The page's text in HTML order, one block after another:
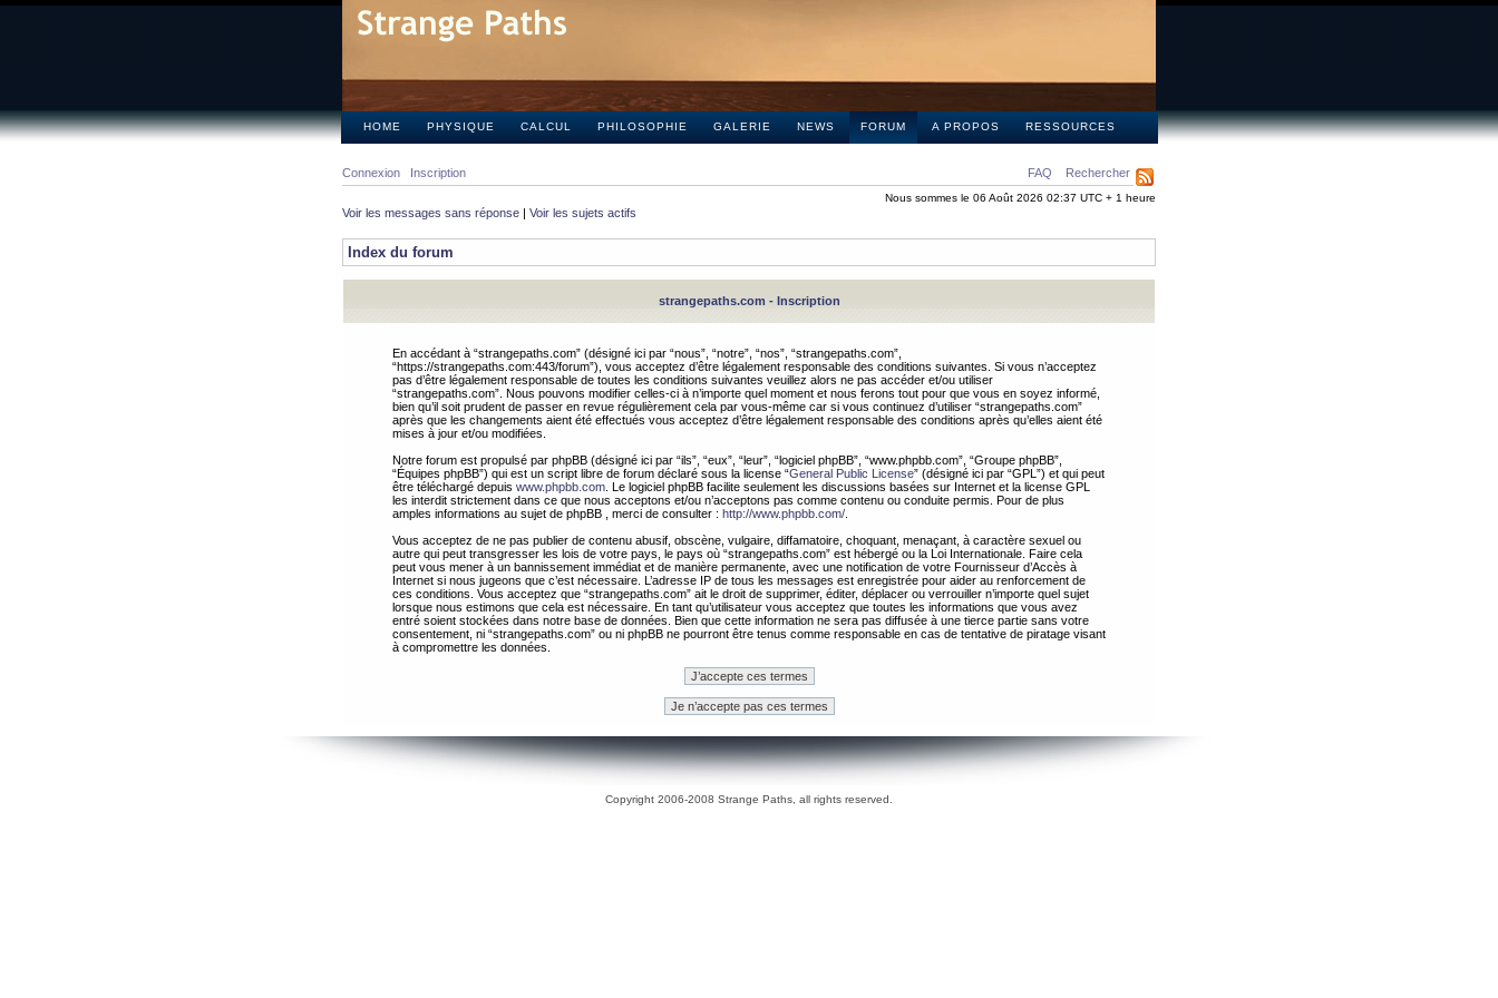
HOME PHYSIQUE CALCUL PHILOSOPHIE GALERIE NEWS FORUM A PROPOS RESSOURCES
FAQ Rechercher
Connexion Inscription
Nous sommes le 06 Août 2026 02:37 UTC + 1 heure
Voir les messages sans réponse | Voir les sujets actifs
Index du forum
strangepaths.com - Inscription
En accédant à “strangepaths.com” (désigné ici par “nous”, “notre”, “nos”, “strangepaths.com”,
“https://strangepaths.com:443/forum”), vous acceptez d’être légalement responsable des conditions suivantes. Si vous n’acceptez
pas d’être légalement responsable de toutes les conditions suivantes veuillez alors ne pas accéder et/ou utiliser
“strangepaths.com”. Nous pouvons modifier celles-ci à n’importe quel moment et nous ferons tout pour que vous en soyez informé,
bien qu’il soit prudent de passer en revue régulièrement cela par vous-même car si vous continuez d’utiliser “strangepaths.com”
après que les changements aient été effectués vous acceptez d’être légalement responsable des conditions après qu’elles aient été
mises à jour et/ou modifiées.
Notre forum est propulsé par phpBB (désigné ici par “ils”, “eux”, “leur”, “logiciel phpBB”, “www.phpbb.com”, “Groupe phpBB”,
“Équipes phpBB”) qui est un script libre de forum déclaré sous la license “General Public License” (désigné ici par “GPL”) et qui peut
être téléchargé depuis www.phpbb.com . Le logiciel phpBB facilite seulement les discussions basées sur Internet et la license GPL
les interdit strictement dans ce que nous acceptons et/ou n’acceptons pas comme contenu ou conduite permis. Pour de plus
amples informations au sujet de phpBB , merci de consulter : http://www.phpbb.com/
Vous acceptez de ne pas publier de contenu abusif, obscène, vulgaire, diffamatoire, choquant, menaçant, à caractère sexuel ou
autre qui peut transgresser les lois de votre pays, le pays où “strangepaths.com” est hébergé ou la Loi Internationale. Faire cela
peut vous mener à un bannissement immédiat et de manière permanente, avec une notification de votre Fournisseur d’Accès à
Internet si nous jugeons que c’est nécessaire. L’adresse IP de tous les messages est enregistrée pour aider au renforcement de
ces conditions. Vous acceptez que “strangepaths.com” ait le droit de supprimer, éditer, déplacer ou verrouiller n’importe quel sujet
lorsque nous estimons que cela est nécessaire. En tant qu’utilisateur vous acceptez que toutes les informations que vous avez
entré soient stockées dans notre base de données. Bien que cette information ne sera pas diffusée à une tierce partie sans votre
consentement, ni “strangepaths.com” ou ni phpBB ne pourront être tenus comme responsable en cas de tentative de piratage visant
à compromettre les données.
Copyright 2006-2008 Strange Paths, all rights reserved.